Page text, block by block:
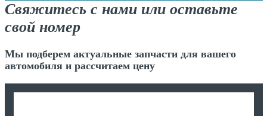
Свяжитесь с нами или оставьте
свой номер
Мы подберем актуальные запчасти для вашего
автомобиля и рассчитаем цену